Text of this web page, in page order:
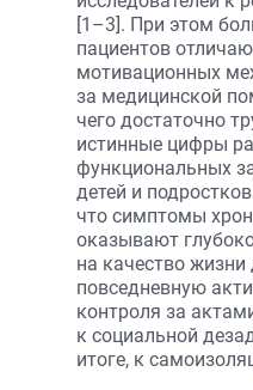
[1–3]. При этом
пациентов
мотивационных
за медицинской
чего достаточно
истинные цифры
функциональных
детей и
что симптомы
оказывают
на качество жизни
повседневную
контроля за
к социальной
итоге, к